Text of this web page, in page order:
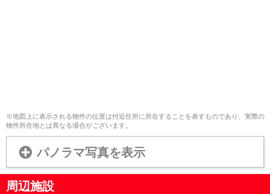
※地図上に表示される物件の位置は付近住所に所在することを表すものであり、実際の
物件所在地とは異なる場合がございます。
パノラマ写真を表示
周辺施設